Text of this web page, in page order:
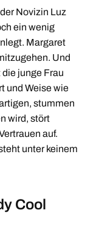
Novizin Luz
ein wenig
Margaret
Und
junge Frau
und Weise wie
stummen
wird, stört
auf.
unter keinem
Cool